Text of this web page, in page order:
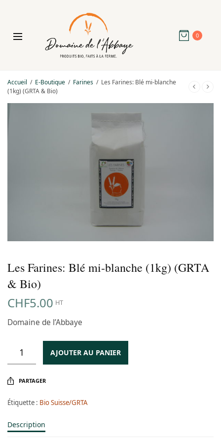
0
Accueil / E-Boutique / Farines / Les Farines: Blé mi-blanche
(1kg) (GRTA & Bio)
Les Farines: Blé mi-blanche (1kg) (GRTA
& Bio)
CHF5.00 HT
Domaine de l’Abbaye
AJOUTER AU PANIER
PARTAGER
Étiquette : Bio Suisse/GRTA
Description